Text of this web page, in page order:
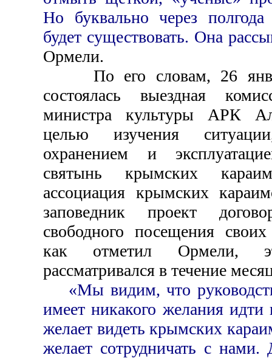
Но буквально через
будет существовать. Она
Ормели.
По его словам, 26
состоялась выездная
министра культуры АРК
целью изучения
охранением и
святынь крымских
ассоциация крымских
заповедник проект
свободного посещения
как отметил Ормели,
рассматривался в течение
«Мы видим, что
имеет никакого желания идти
желает видеть крымских
желает сотрудничать с